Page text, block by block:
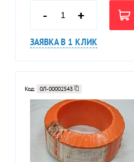
- +
ЗАЯВКА В 1 КЛИК
Код: 0Л-00002543